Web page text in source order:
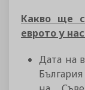
Какво ще
еврото у
Дата на